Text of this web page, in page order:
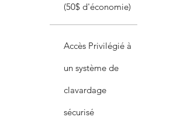
(50$ d'économie)
Accès Privilégié à
un système de
clavardage
sécurisé